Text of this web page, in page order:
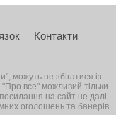
Контакти
можуть не збігатися із
"Про все" можливий тільки
на сайт не далі
оголошень та банерів